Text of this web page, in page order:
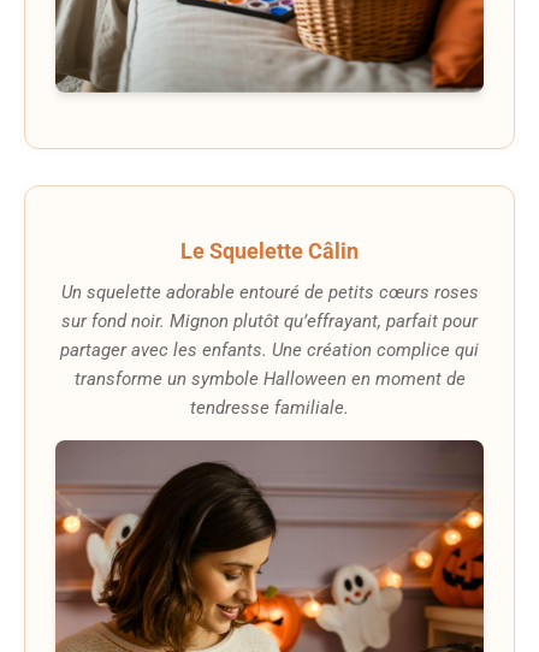
Le Squelette Câlin
Un squelette adorable entouré de petits cœurs roses
sur fond noir. Mignon plutôt qu’effrayant, parfait pour
partager avec les enfants. Une création complice qui
transforme un symbole Halloween en moment de
tendresse familiale.